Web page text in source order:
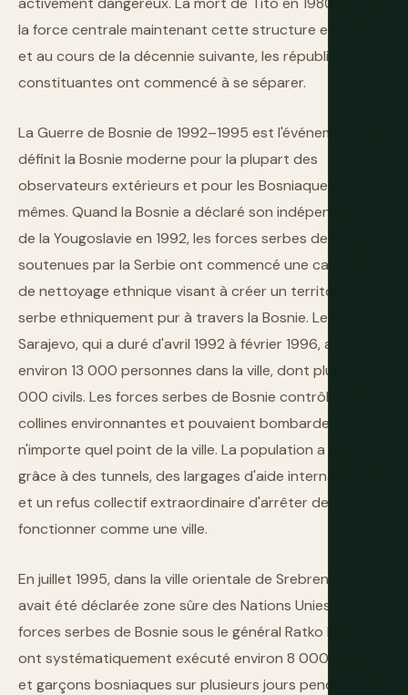
la force centrale maintenant cette structure ensemble,
et au cours de la décennie suivante, les républiques
constituantes ont commencé à se séparer.
La Guerre de Bosnie de 1992–1995 est l'événement qui
définit la Bosnie moderne pour la plupart des
observateurs extérieurs et pour les Bosniaques eux-
mêmes. Quand la Bosnie a déclaré son indépendance
de la Yougoslavie en 1992, les forces serbes de Bosnie
soutenues par la Serbie ont commencé une campagne
de nettoyage ethnique visant à créer un territoire
serbe ethniquement pur à travers la Bosnie. Le siège de
Sarajevo, qui a duré d'avril 1992 à février 1996, a tué
environ 13 000 personnes dans la ville, dont plus de 5
000 civils. Les forces serbes de Bosnie contrôlaient les
collines environnantes et pouvaient bombarder
n'importe quel point de la ville. La population a survécu
grâce à des tunnels, des largages d'aide internationale,
et un refus collectif extraordinaire d'arrêter de
fonctionner comme une ville.
En juillet 1995, dans la ville orientale de Srebrenica, qui
avait été déclarée zone sûre des Nations Unies, les
forces serbes de Bosnie sous le général Ratko Mladić
ont systématiquement exécuté environ 8 000 hommes
et garçons bosniaques sur plusieurs jours pendant que